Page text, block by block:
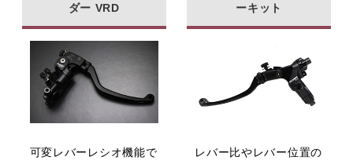
ダー VRD
可変レバーレシオ機能で
ーキット
レバー比やレバー位置の